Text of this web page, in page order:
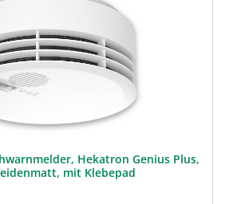
Hekatron Genius Plus,
mit Klebepad